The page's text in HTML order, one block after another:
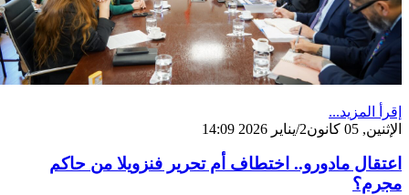
إقرأ المزيد...
الإثنين, 05 كانون2/يناير 2026 14:09
اعتقال مادورو.. اختطاف أم تحرير فنزويلا من حاكم
مجرم؟